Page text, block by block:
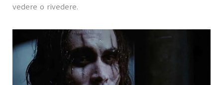
vedere o rivedere.